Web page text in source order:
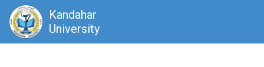
Kandahar
University